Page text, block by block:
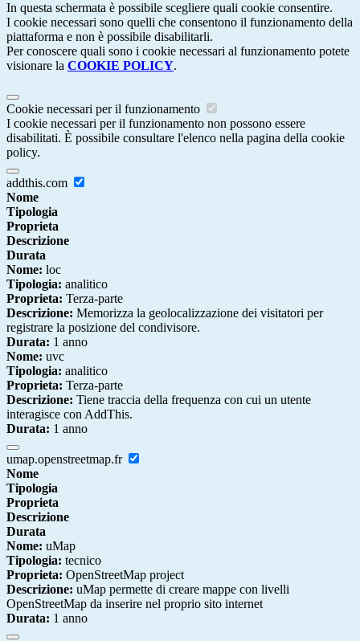
In questa schermata è possibile scegliere quali cookie consentire.
I cookie necessari sono quelli che consentono il funzionamento della
piattaforma e non è possibile disabilitarli.
Per conoscere quali sono i cookie necessari al funzionamento potete
visionare la COOKIE POLICY.
Cookie necessari per il funzionamento
I cookie necessari per il funzionamento non possono essere
disabilitati. È possibile consultare l'elenco nella pagina della cookie
policy.
addthis.com
Nome
Tipologia
Proprieta
Descrizione
Durata
Nome: loc
Tipologia: analitico
Proprieta: Terza-parte
Descrizione: Memorizza la geolocalizzazione dei visitatori per
registrare la posizione del condivisore.
Durata: 1 anno
Nome: uvc
Tipologia: analitico
Proprieta: Terza-parte
Descrizione: Tiene traccia della frequenza con cui un utente
interagisce con AddThis.
Durata: 1 anno
umap.openstreetmap.fr
Nome
Tipologia
Proprieta
Descrizione
Durata
Nome: uMap
Tipologia: tecnico
Proprieta: OpenStreetMap project
Descrizione: uMap permette di creare mappe con livelli
OpenStreetMap da inserire nel proprio sito internet
Durata: 1 anno